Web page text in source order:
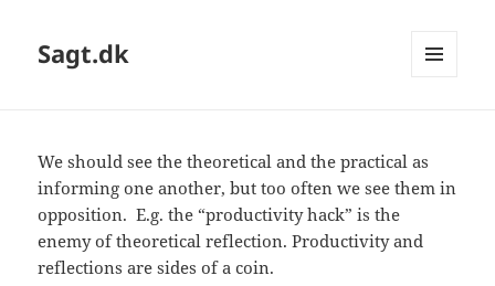
Sagt.dk
We should see the theoretical and the practical as
informing one another, but too often we see them in
opposition. E.g. the “productivity hack” is the
enemy of theoretical reflection. Productivity and
reflections are sides of a coin.